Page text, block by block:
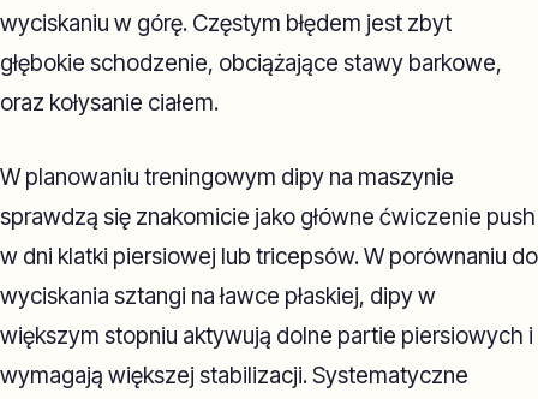
wyciskaniu w górę. Częstym błędem jest zbyt
głębokie schodzenie, obciążające stawy barkowe,
oraz kołysanie ciałem.
W planowaniu treningowym dipy na maszynie
sprawdzą się znakomicie jako główne ćwiczenie push
w dni klatki piersiowej lub tricepsów. W porównaniu do
wyciskania sztangi na ławce płaskiej, dipy w
większym stopniu aktywują dolne partie piersiowych i
wymagają większej stabilizacji. Systematyczne